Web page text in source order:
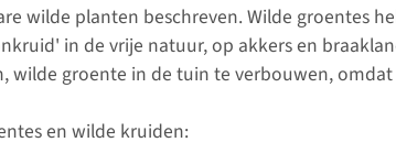
wilde planten beschreven. Wilde groentes
in de vrije natuur, op akkers en
wilde groente in de tuin te verbouwen,
en wilde kruiden: